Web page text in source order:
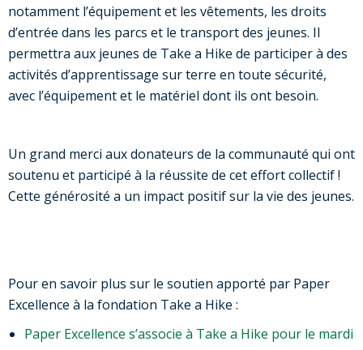
notamment l’équipement et les vêtements, les droits
d’entrée dans les parcs et le transport des jeunes. Il
permettra aux jeunes de Take a Hike de participer à des
activités d’apprentissage sur terre en toute sécurité,
avec l’équipement et le matériel dont ils ont besoin.
Un grand merci aux donateurs de la communauté qui ont
soutenu et participé à la réussite de cet effort collectif !
Cette générosité a un impact positif sur la vie des jeunes.
Pour en savoir plus sur le soutien apporté par Paper
Excellence à la fondation Take a Hike :
Paper Excellence s’associe à Take a Hike pour le mardi